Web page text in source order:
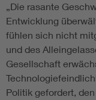
„Die rasante
Entwicklung
fühlen sich nicht
und des
Gesellschaft
Politik gefordert,